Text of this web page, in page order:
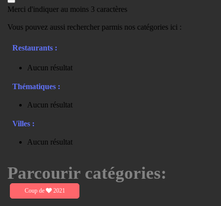
Merci d'indiquer au moins 3 caractères
Vous pouvez aussi rechercher parmis nos catégories ici :
Restaurants :
Aucun résultat
Thématiques :
Aucun résultat
Villes :
Aucun résultat
Parcourir catégories:
Coup de 2021